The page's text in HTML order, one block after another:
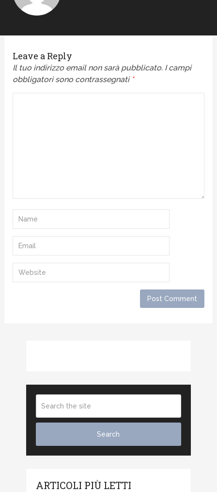
Leave a Reply
Il tuo indirizzo email non sarà pubblicato. I campi
obbligatori sono contrassegnati *
ARTICOLI PIÙ LETTI